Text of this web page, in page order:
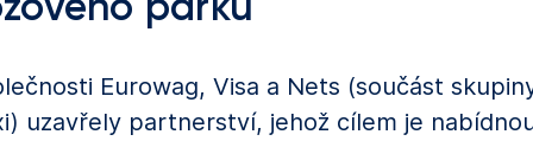
Eurowag, Visa a Nets (součást
uzavřely partnerství, jehož cílem je